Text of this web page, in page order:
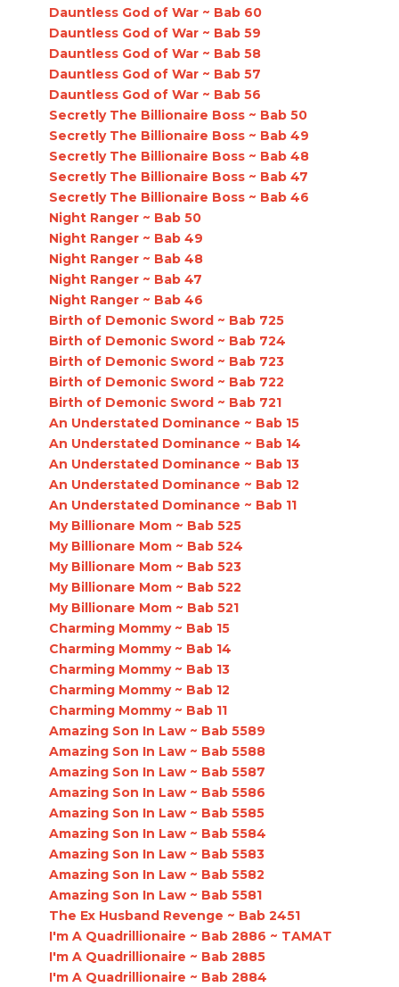
Dauntless God of War ~ Bab 60
Dauntless God of War ~ Bab 59
Dauntless God of War ~ Bab 58
Dauntless God of War ~ Bab 57
Dauntless God of War ~ Bab 56
Secretly The Billionaire Boss ~ Bab 50
Secretly The Billionaire Boss ~ Bab 49
Secretly The Billionaire Boss ~ Bab 48
Secretly The Billionaire Boss ~ Bab 47
Secretly The Billionaire Boss ~ Bab 46
Night Ranger ~ Bab 50
Night Ranger ~ Bab 49
Night Ranger ~ Bab 48
Night Ranger ~ Bab 47
Night Ranger ~ Bab 46
Birth of Demonic Sword ~ Bab 725
Birth of Demonic Sword ~ Bab 724
Birth of Demonic Sword ~ Bab 723
Birth of Demonic Sword ~ Bab 722
Birth of Demonic Sword ~ Bab 721
An Understated Dominance ~ Bab 15
An Understated Dominance ~ Bab 14
An Understated Dominance ~ Bab 13
An Understated Dominance ~ Bab 12
An Understated Dominance ~ Bab 11
My Billionare Mom ~ Bab 525
My Billionare Mom ~ Bab 524
My Billionare Mom ~ Bab 523
My Billionare Mom ~ Bab 522
My Billionare Mom ~ Bab 521
Charming Mommy ~ Bab 15
Charming Mommy ~ Bab 14
Charming Mommy ~ Bab 13
Charming Mommy ~ Bab 12
Charming Mommy ~ Bab 11
Amazing Son In Law ~ Bab 5589
Amazing Son In Law ~ Bab 5588
Amazing Son In Law ~ Bab 5587
Amazing Son In Law ~ Bab 5586
Amazing Son In Law ~ Bab 5585
Amazing Son In Law ~ Bab 5584
Amazing Son In Law ~ Bab 5583
Amazing Son In Law ~ Bab 5582
Amazing Son In Law ~ Bab 5581
The Ex Husband Revenge ~ Bab 2451
I'm A Quadrillionaire ~ Bab 2886 ~ TAMAT
I'm A Quadrillionaire ~ Bab 2885
I'm A Quadrillionaire ~ Bab 2884